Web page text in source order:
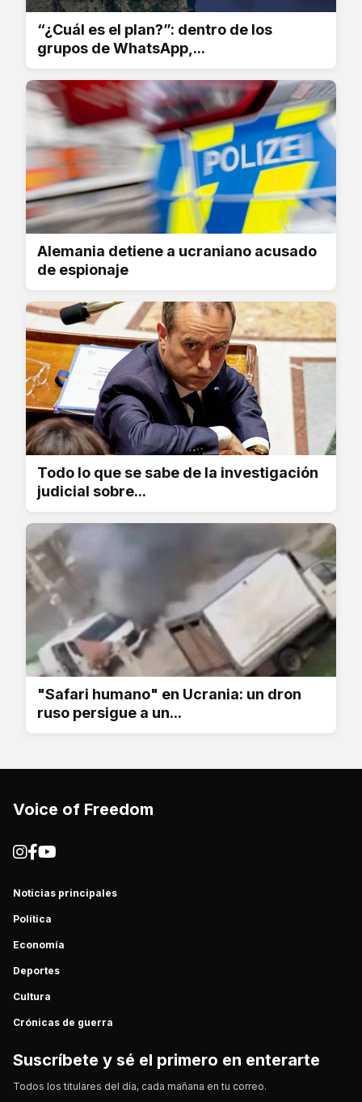
“¿Cuál es el plan?”: dentro de los
grupos de WhatsApp,...
Alemania detiene a ucraniano acusado
de espionaje
Todo lo que se sabe de la investigación
judicial sobre...
"Safari humano" en Ucrania: un dron
ruso persigue a un...
Voice of Freedom
Noticias principales
Política
Economía
Deportes
Cultura
Crónicas de guerra
Suscríbete y sé el primero en enterarte
Todos los titulares del día, cada mañana en tu correo.